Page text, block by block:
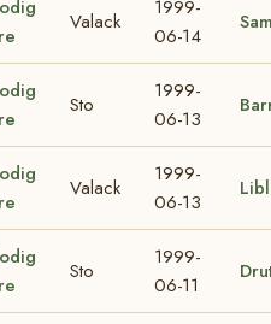
Valack
1999-
06-14
Sto
1999-
06-13
Valack
1999-
06-13
Sto
1999-
06-11